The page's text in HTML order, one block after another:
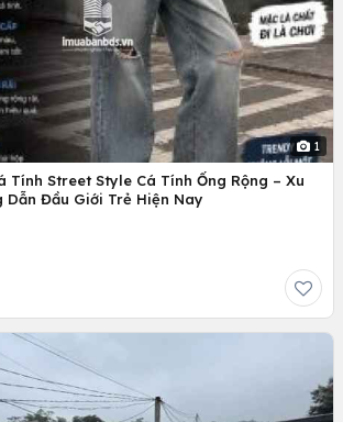
1
Tính Street Style Cá Tính Ống Rộng – Xu
Dẫn Đầu Giới Trẻ Hiện Nay